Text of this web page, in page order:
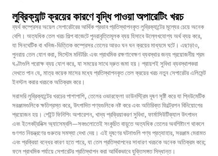
লুব্রিক্যান্ট ক্রয়ের কারণে বৃদ্ধি পাওয়া অপারেটিং খরচ
ব্যর্থ কম্প্রেসর অয়েল সেপারেটরের আর্থিক প্রভাব প্রতিস্থাপনকৃত লুব্রিক্যান্টের মূল্যের চেয়ে অনেক
বেশি। অত্যধিক তেল খরচ শিল্প বাজেটে পুনরাবৃত্তিমূলক ব্যয় হিসাবে উল্লেখযোগ্য অর্থ ব্যয় করে,
যা সিনথেটিক বা খনিজ-ভিত্তিক কম্প্রেসর তেলের আরও ঘন ঘন ক্রয়ের মাধ্যমে ঘটে। এছাড়াও,
পুনরায় তেল যোগ করা, সিস্টেম মনিটরিং এবং প্রাথমিক রক্ষণাবেক্ষণ ব্যবস্থার জন্য প্রয়োজনীয় শ্রম
ঘণ্টাগুলি পরোক্ষ ব্যয় যোগ করে, যা সময়ের সাথে দ্রুত জমা হয়। প্রায়শই সুবিধা ব্যবস্থাপকরা
দেখতে পান যে, মাত্র কয়েক মাসের মধ্যে প্রতিস্থাপনকৃত তেল ক্রয়ের খরচ নতুন সেপারেটর এলিমেন্ট
ইনস্টল করার খরচকে অতিক্রম করে।
সরাসরি লুব্রিক্যান্টের খরচের পাশাপাশি, তেলের ওভারফ্লো ডাউনস্ট্রিম দূষণ সৃষ্টি করে যা প্নিউমেটিক
সরঞ্জামগুলিকে ক্ষতিগ্রস্ত করে, উৎপাদিত পণ্যগুলিকে নষ্ট করে এবং অতিরিক্ত ফিল্ট্রেশন বিনিয়োগের
প্রয়োজন হয়। পেইন্ট ফিনিশিং অপারেশন, খাদ্য প্রক্রিয়াকরণ সুবিধা, ফার্মাসিউটিক্যাল উৎপাদন
এবং ইলেকট্রনিক্স অ্যাসেম্বলি—সবগুলোতেই সংকুচিত বায়ুতে অত্যধিক তেলের অবশিষ্টাংশ থাকলে
গুণগত নিয়ন্ত্রণের গুরুতর সমস্যা দেখা দেয়। এই দূষণের ঘটনাগুলি পণ্য প্রত্যাহার, সরঞ্জাম মেরামত
এবং প্রক্রিয়া বন্ধের কারণ হতে পারে, যা তেল প্রতিস্থাপনের সাধারণ খরচকে অনেক অতিক্রম করে;
ফলে প্রাথমিক পর্যায়ে সেপারেটর প্রতিস্থাপন করা আর্থিকভাবে যুক্তিসঙ্গত সিদ্ধান্ত।